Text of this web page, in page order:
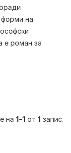
на
е роман за
на 1-1 от 1 запис.